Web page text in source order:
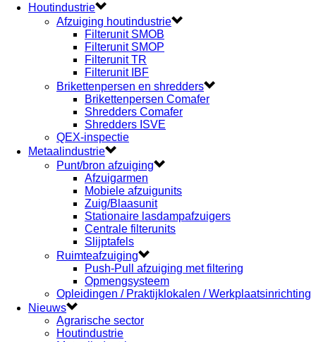
Houtindustrie
Afzuiging houtindustrie
Filterunit SMOB
Filterunit SMOP
Filterunit TR
Filterunit IBF
Brikettenpersen en shredders
Brikettenpersen Comafer
Shredders Comafer
Shredders ISVE
QEX-inspectie
Metaalindustrie
Punt/bron afzuiging
Afzuigarmen
Mobiele afzuigunits
Zuig/Blaasunit
Stationaire lasdampafzuigers
Centrale filterunits
Slijptafels
Ruimteafzuiging
Push-Pull afzuiging met filtering
Opmengsysteem
Opleidingen / Praktijklokalen / Werkplaatsinrichting
Nieuws
Agrarische sector
Houtindustrie